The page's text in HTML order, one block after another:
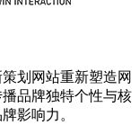
划网站重新塑造网
品牌独特个性与核
影响力。